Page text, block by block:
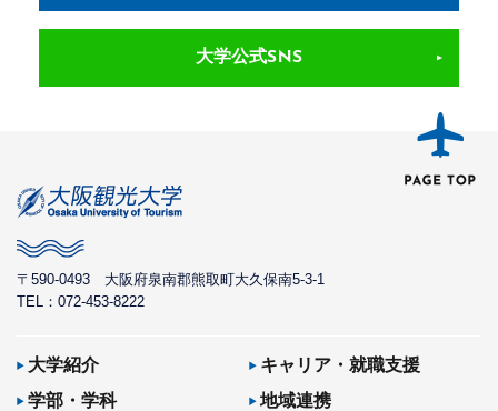
大学公式SNS
〒590-0493 大阪府泉南郡熊取町大久保南5-3-1
TEL：072-453-8222
大学紹介
キャリア・就職支援
学部・学科
地域連携